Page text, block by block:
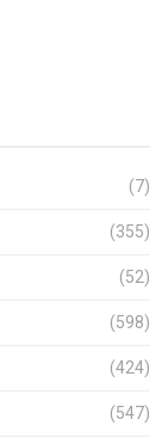
(7)
(355)
(52)
(598)
(424)
(547)